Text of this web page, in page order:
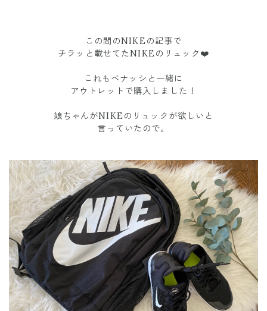
この間のNIKEの記事で
チラッと載せてたNIKEのリュック❤️
これもベナッシと一緒に
アウトレットで購入しました！
娘ちゃんがNIKEのリュックが欲しいと
言っていたので。